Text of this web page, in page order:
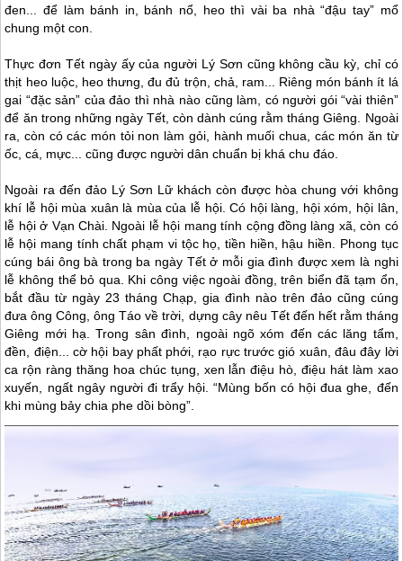
đen... để làm bánh in, bánh nổ, heo thì vài ba nhà “đậu tay” mổ
chung một con.
Thực đơn Tết ngày ấy của người Lý Sơn cũng không cầu kỳ, chỉ có
thịt heo luộc, heo thưng, đu đủ trộn, chả, ram... Riêng món bánh ít lá
gai “đặc sản” của đảo thì nhà nào cũng làm, có người gói “vài thiên”
để ăn trong những ngày Tết, còn dành cúng rằm tháng Giêng. Ngoài
ra, còn có các món tỏi non làm gỏi, hành muối chua, các món ăn từ
ốc, cá, mực... cũng được người dân chuẩn bị khá chu đáo.
Ngoài ra đến đảo Lý Sơn Lữ khách còn được hòa chung với không
khí lễ hội mùa xuân là mùa của lễ hội. Có hội làng, hội xóm, hội lân,
lễ hội ở Vạn Chài. Ngoài lễ hội mang tính cộng đồng làng xã, còn có
lễ hội mang tính chất phạm vi tộc họ, tiền hiền, hậu hiền. Phong tục
cúng bái ông bà trong ba ngày Tết ở mỗi gia đình được xem là nghi
lễ không thể bỏ qua. Khi công việc ngoài đồng, trên biển đã tạm ổn,
bắt đầu từ ngày 23 tháng Chạp, gia đình nào trên đảo cũng cúng
đưa ông Công, ông Táo về trời, dựng cây nêu Tết đến hết rằm tháng
Giêng mới hạ. Trong sân đình, ngoài ngõ xóm đến các lăng tẩm,
đền, điện... cờ hội bay phất phới, rạo rực trước gió xuân, đâu đây lời
ca rộn ràng thăng hoa chúc tụng, xen lẫn điệu hò, điệu hát làm xao
xuyến, ngất ngây người đi trẩy hội. “Mùng bốn có hội đua ghe, đến
khi mùng bảy chia phe dồi bòng”.